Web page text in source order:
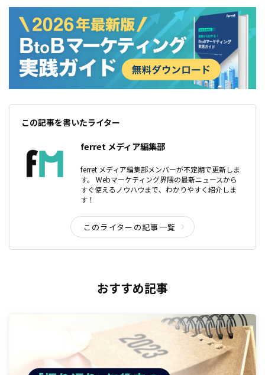
この記事を書いたライター
ferret メディア編集部
ferret メディア編集部メンバーが不定期で更新しま
す。 Webマーケティング界隈の最新ニュースから
すぐ使えるノウハウまで、わかりやすく紹介しま
す！
このライターの記事一覧
おすすめ記事